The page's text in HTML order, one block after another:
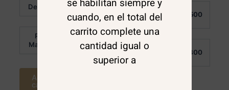
Detalle:
$5.500
Por
Mayor:
Agregar al
carrito
Valorado
0
de
5
Detalle:
4.500
Por
3.800
se habilitan siempre y
cuando, en el total del
carrito complete una
cantidad igual o
superior a